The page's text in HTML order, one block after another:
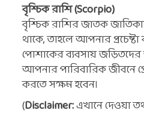
বৃশ্চিক রাশি (Scorpio)
বৃশ্চিক রাশির জাতক
থাকে, তাহলে আপনার
পোশাকের ব্যবসায় জড়িতদের
আপনার পারিবারিক জীবনে
করতে সক্ষম হবেন।
(Disclaimer:এখানে দেওয়া